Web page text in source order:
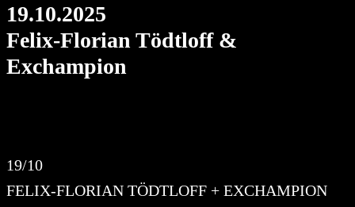
19.10.2025
Felix-Florian Tödtloff &
Exchampion
19/10
FELIX-FLORIAN TÖDTLOFF + EXCHAMPION